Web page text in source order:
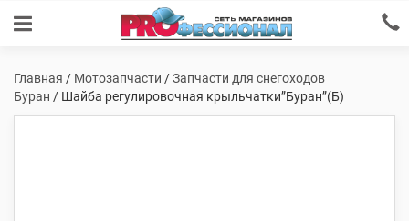
Главная / Мотозапчасти /Запчасти для снегоходов
Буран / Шайба регулировочная крыльчатки”Буран”(Б)